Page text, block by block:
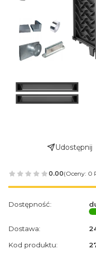
Udostępnij
0.00(Oceny: 0
Dostępność:
Dostawa:
Kod produktu: